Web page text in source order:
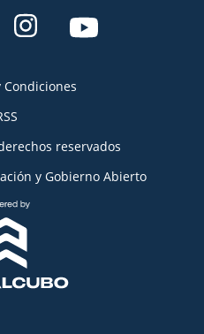
reservados
y Gobierno Abierto